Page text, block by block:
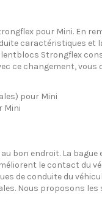
pour Mini. En
caractéristiques et
Strongflex
ce changement, vous
pour Mini
Mini
bon endroit. La
le contact du
de conduite du
Nous proposons les